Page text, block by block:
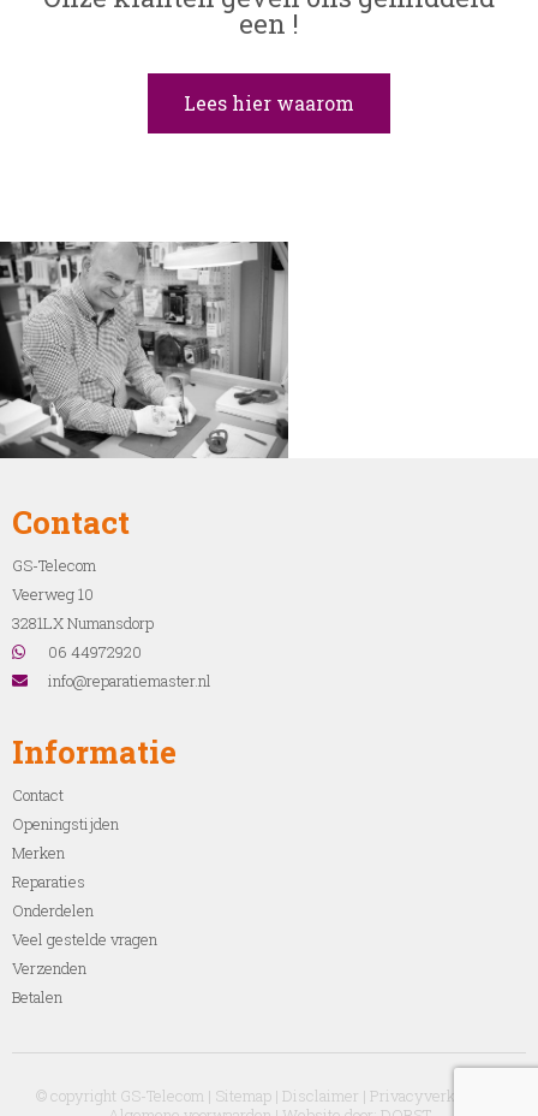
een !
Lees hier waarom
Contact
GS-Telecom
Veerweg 10
3281LX Numansdorp
06 44972920
info@reparatiemaster.nl
Informatie
Contact
Openingstijden
Merken
Reparaties
Onderdelen
Veel gestelde vragen
Verzenden
Betalen
© copyright GS-Telecom | Sitemap | Disclaimer | Privacyverklaring